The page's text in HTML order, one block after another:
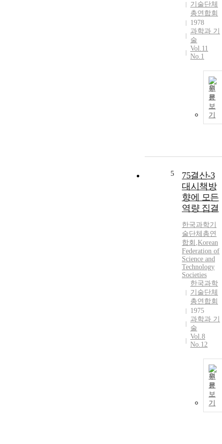
기술단체
총연합회
1978
과학과 기
술
Vol.11
No.1
원
문
보
기
5
75결산-3
대시책방
향에 모든
역량 집결
한국과학기
술단체총연
합회 ,Korean
Federation of
Science and
Technology
Societies
한국과학
기술단체
총연합회
1975
과학과 기
술
Vol.8
No.12
원
문
보
기